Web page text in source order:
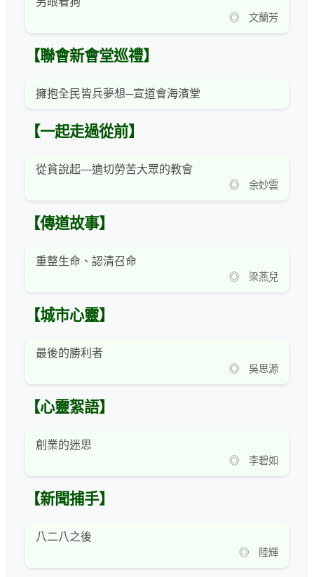
◎ 文蘭芳
【聯會新會堂巡禮】
擁抱全民皆兵夢想─宣道會海濱堂
【一起走過從前】
從貧說起—適切勞苦大眾的教會
◎ 余妙雲
【傳道故事】
重整生命、認清召命
◎ 梁燕兒
【城市心靈】
最後的勝利者
◎ 吳思源
【心靈絮語】
創業的迷思
◎ 李碧如
【新聞捕手】
八二八之後
◎ 陸輝